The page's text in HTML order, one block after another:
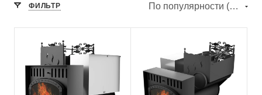
ФИЛЬТР По популярности (убывание)